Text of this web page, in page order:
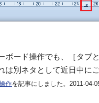
ボード操作でも、［タブ
は別ネタとして近日中に
作を記事にしました。2011-04-05